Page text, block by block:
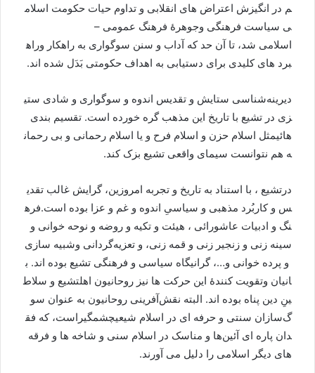
م در انگیزش اعتراض های انقلابی و تداوم حیات حکومت اسلام
ی سیاست فرهنگی وجوهرۀ فرهنگ عمومی –
اسلامی شد، تا آن حد که آداب و سنن سوگواری به راهکار وراه
برد های کلیدی برای دستیابی به اهداف حکومتی بَدَل شده اند.
دیرینهشناسی ستایش و تقدیس اندوه و سوگواری و شادی ستی
زی در تشیع با تاریخ این مذهب گره خورده است. تقسیم بندی
هائیمثل اسلام حزن و اسلام فرح و یا اسلام رحمانی و بی رحمان
ه هم نتوانست سیمای واقعی تشیع بزک کند.
درتشیع ، با استناد به تاریخ و تجربه امروزین، گرایش غالب تقدی
س و کاربُرد مذهبی و سیاسیِ اندوه و غم و عزا بوده است.فره
نگ و ادبیات عاشورائی ، هیئت و تکیه و روضه و نوحه خوانی و
سینه زنی و زنجیر زنی و قمه زنی، و تعزیهگردانی وشبیه سازی
و پرده خوانی و…، گرانیگاه سیاسی و فرهنگی تشیع بوده اند. ب
انیان وتقویت کنندۀ این حرکت ها نیز روحانیون اهلتشیع و سلاط
ینِ دین پناه بوده اند. البته نقشآفرینی روحانیون به عنوان سو
گسازان سنتی و حرفه ای در اسلام شیعیچشمگیراست، که فق
دان پاره ای آئینها و مناسک در اسلام سنی و شاخه ها و فرقه
های دیگر اسلامی را دلیل می آورند.